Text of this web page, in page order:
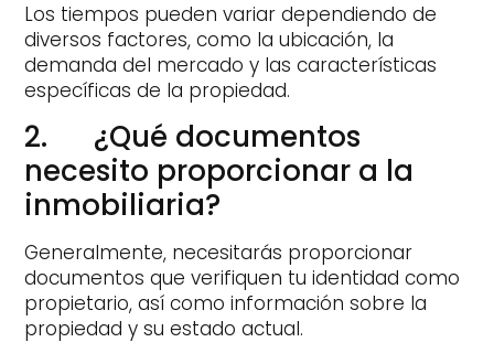
Los tiempos pueden variar dependiendo de
diversos factores, como la ubicación, la
demanda del mercado y las características
específicas de la propiedad.
2. ¿Qué documentos
necesito proporcionar a la
inmobiliaria?
Generalmente, necesitarás proporcionar
documentos que verifiquen tu identidad como
propietario, así como información sobre la
propiedad y su estado actual.